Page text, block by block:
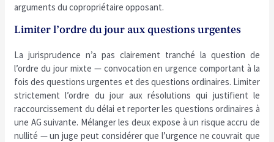
arguments du copropriétaire opposant.
Limiter l’ordre du jour aux questions urgentes
La jurisprudence n’a pas clairement tranché la question de
l’ordre du jour mixte — convocation en urgence comportant à la
fois des questions urgentes et des questions ordinaires. Limiter
strictement l’ordre du jour aux résolutions qui justifient le
raccourcissement du délai et reporter les questions ordinaires à
une AG suivante. Mélanger les deux expose à un risque accru de
nullité — un juge peut considérer que l’urgence ne couvrait que